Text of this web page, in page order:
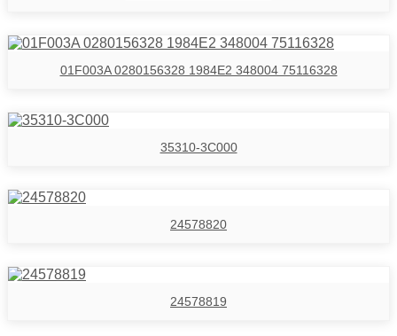
01F003A 0280156328 1984E2 348004 75116328
35310-3C000
24578820
24578819